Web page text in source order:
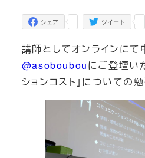
-
シェア -
ツイート
講師としてオンラインにて
@asoboubouにご登壇い
ションコスト」についての